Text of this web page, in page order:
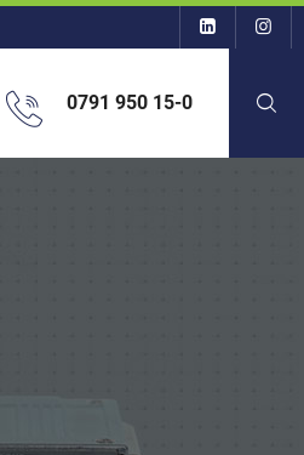
0791 950 15-0